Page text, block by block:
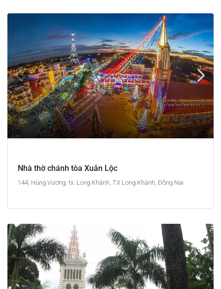
Nhà thờ chánh tòa Xuân Lộc
144, Hùng Vương, tx. Long Khánh, TX Long Khánh, Đồng Nai